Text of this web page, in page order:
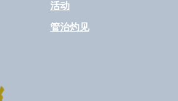
活动
管治灼见